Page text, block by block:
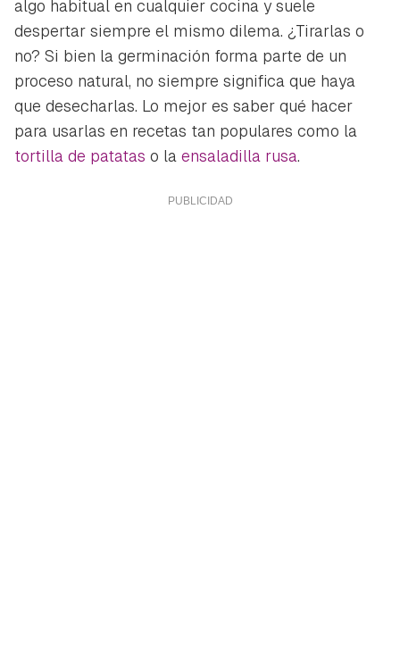
algo habitual en cualquier cocina y suele
despertar siempre el mismo dilema. ¿Tirarlas o
no? Si bien la germinación forma parte de un
proceso natural, no siempre significa que haya
que desecharlas. Lo mejor es saber qué hacer
para usarlas en recetas tan populares como la
tortilla de patatas o la ensaladilla rusa.